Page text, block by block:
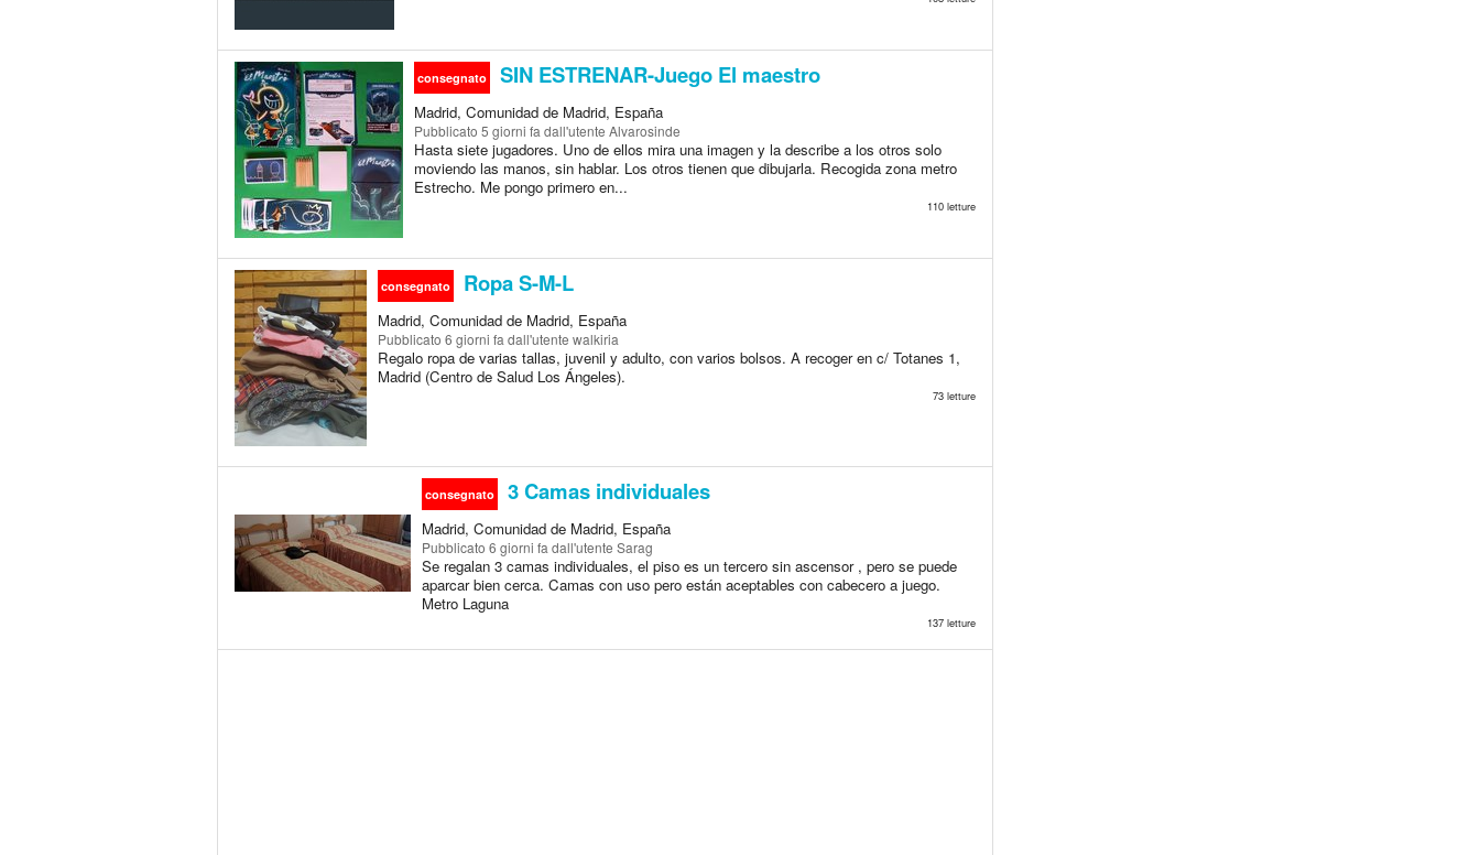
consegnato SIN ESTRENAR-Juego El maestro
Madrid, Comunidad de Madrid, España
Pubblicato 5 giorni fa dall'utente Alvarosinde
Hasta siete jugadores. Uno de ellos mira una imagen y la describe a los otros solo
moviendo las manos, sin hablar. Los otros tienen que dibujarla. Recogida zona metro
Estrecho. Me pongo primero en...
110 letture
consegnato Ropa S-M-L
Madrid, Comunidad de Madrid, España
Pubblicato 6 giorni fa dall'utente walkiria
Regalo ropa de varias tallas, juvenil y adulto, con varios bolsos. A recoger en c/ Totanes 1,
Madrid (Centro de Salud Los Ángeles).
73 letture
consegnato 3 Camas individuales
Madrid, Comunidad de Madrid, España
Pubblicato 6 giorni fa dall'utente Sarag
Se regalan 3 camas individuales, el piso es un tercero sin ascensor , pero se puede
aparcar bien cerca. Camas con uso pero están aceptables con cabecero a juego.
Metro Laguna
137 letture